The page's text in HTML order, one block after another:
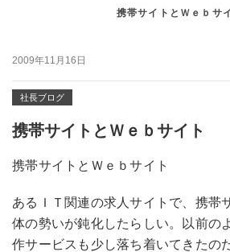
携帯サイトとＷｅｂサ
2009年11月16日
社長ブログ
携帯サイトとＷｅｂサイト
携帯サイトとＷｅｂサイト
あるＩＴ関連の求人サイトで、携帯
体の勢いが鈍化したらしい。以前の
作サービスも少し落ち着いてきたの